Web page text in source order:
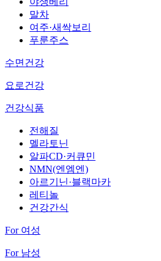
말차
여주·새싹보리
푸룬주스
수면건강
요로건강
건강식품
전해질
멜라토닌
알파CD·커큐민
NMN(엔엠엔)
아르기닌·블랙마카
레티놀
건강간식
For 여성
For 남성